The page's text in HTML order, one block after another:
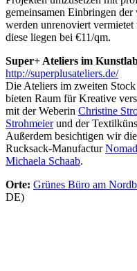
gemeinsamen Einbringen
werden unrenoviert
diese liegen bei €11/qm.
Super+ Ateliers im
http://superplusateliers.de/
Die Ateliers im zweiten
bieten Raum für Kreative
mit der Weberin Christine
Strohmeierund der
Außerdem besichtigen wir die
Rucksack-Manufactur
Michaela Schaab.
Orte: Grünes Büro am
DE)